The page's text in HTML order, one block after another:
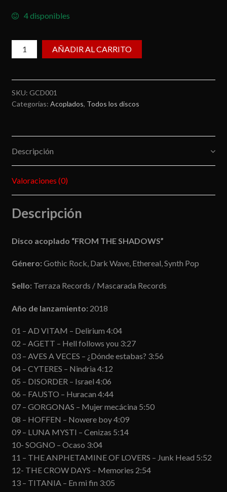
4 disponibles
From
the
cantidad
AÑADIR AL CARRITO
SKU: GCD001
Categorías: Acoplados, Todos los discos
Descripción
Valoraciones (0)
Descripción
Disco acoplado “FROM THE SHADOWS”
Género:Gothic Rock, Dark Wave, Ethereal, Synth Pop
Sello: Terraza Records / Mascarada Records
Año de lanzamiento: 2018
01 – AD VITAM – Delirium 4:04
02 – AGETT – Hell follows you 3:27
03 – AVES A VECES – ¿Dónde estabas? 3:56
04 – CYTERES – Nindria 4:12
05 – DISORDER – Israel 4:06
06 – FAUSTO – Huracan 4:44
07 – GORGONAS – Mujer mecácina 5:50
08 – HOFFEN – Nowere boy 4:09
09 – LUNA MYSTI – Cenizas 5:14
10- SOGNO – Ocaso 3:04
11 – THE ANPHETAMINE OF LOVERS – Junk Head 5:52
12- THE CROW DAYS – Memories 2:54
13 – TITANIA – En mi fin 3:05